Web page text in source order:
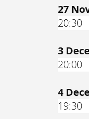
27
20:30
3
20:00
4
19:30